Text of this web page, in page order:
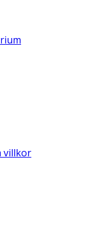
villkor